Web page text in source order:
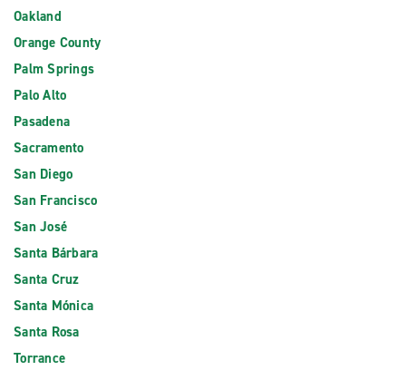
Oakland
Orange County
Palm Springs
Palo Alto
Pasadena
Sacramento
San Diego
San Francisco
San José
Santa Bárbara
Santa Cruz
Santa Mónica
Santa Rosa
Torrance